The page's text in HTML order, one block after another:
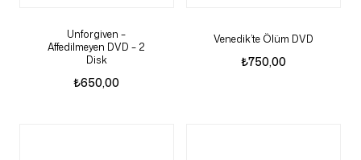
Unforgiven –
Affedilmeyen DVD – 2
Disk
₺650,00
Venedik’te Ölüm DVD
₺750,00